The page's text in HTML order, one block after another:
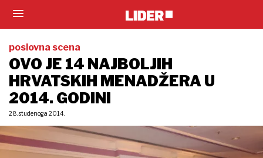
poslovna scena
OVO JE 14 NAJBOLJIH
HRVATSKIH MENADŽERA U
2014. GODINI
28. studenoga 2014.